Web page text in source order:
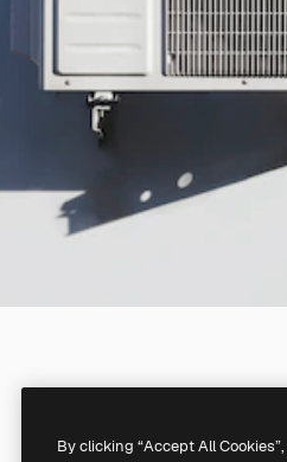
By clicking “Accept All